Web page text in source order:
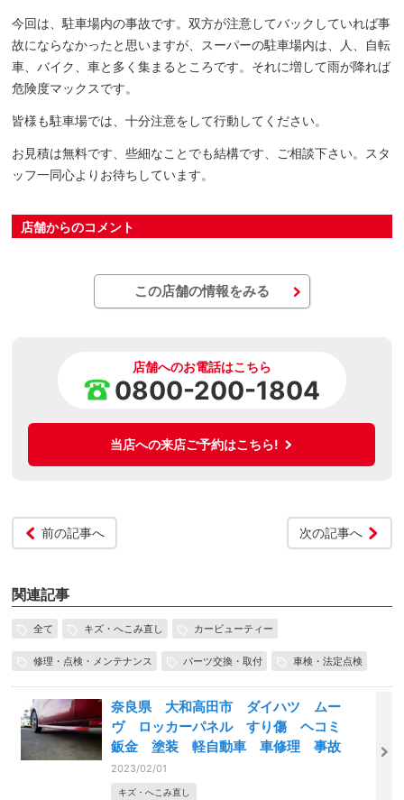
今回は、駐車場内の事故です。双方が注意してバックしていれば事
故にならなかったと思いますが、スーパーの駐車場内は、人、自転
車、バイク、車と多く集まるところです。それに増して雨が降れば
危険度マックスです。
皆様も駐車場では、十分注意をして行動してください。
お見積は無料です、些細なことでも結構です、ご相談下さい。スタ
ッフ一同心よりお待ちしています。
店舗からのコメント
この店舗の情報をみる
店舗へのお電話はこちら
0800-200-1804
当店への来店ご予約はこちら!
前の記事へ 次の記事へ
関連記事
全て キズ・へこみ直し カービューティー
修理・点検・メンテナンス パーツ交換・取付 車検・法定点検
奈良県 大和高田市 ダイハツ ムー
ヴ ロッカーパネル すり傷 ヘコミ
鈑金 塗装 軽自動車 車修理 事故
2023/02/01
キズ・へこみ直し